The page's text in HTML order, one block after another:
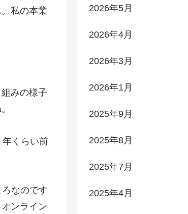
私の本業
みの様子
くらい前
なのです
ンライン
2026年5月
2026年4月
2026年3月
2026年1月
2025年9月
2025年8月
2025年7月
2025年4月